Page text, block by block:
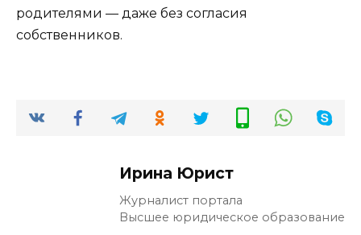
родителями — даже без согласия
собственников.
Ирина Юрист
Журналист портала
Высшее юридическое образование